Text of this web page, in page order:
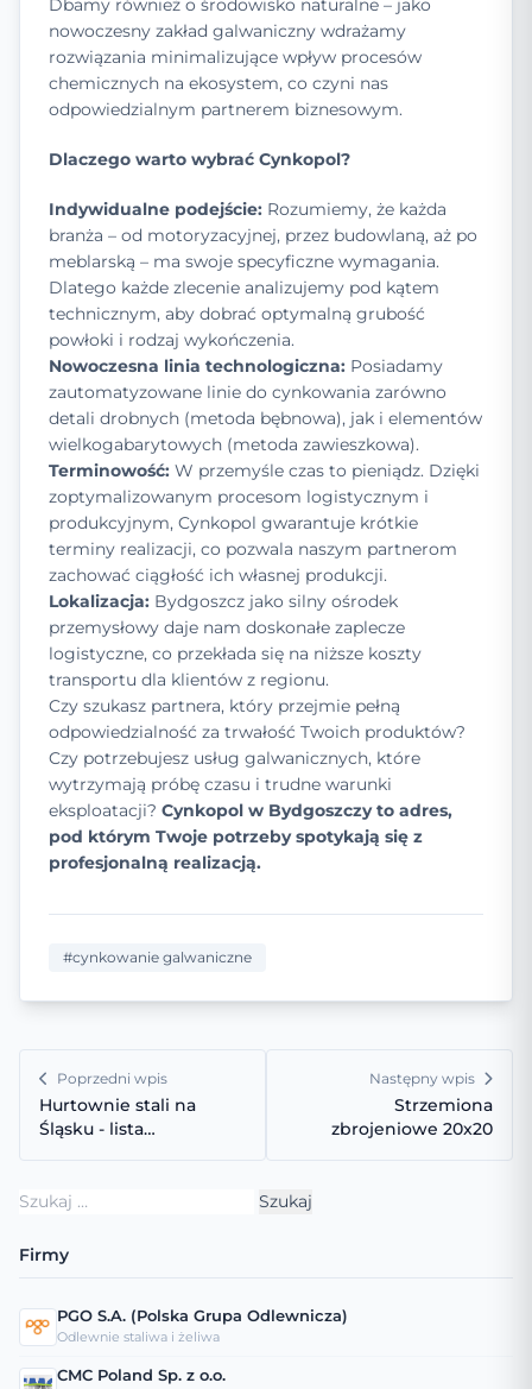
Dbamy również o środowisko naturalne – jako
nowoczesny zakład galwaniczny wdrażamy
rozwiązania minimalizujące wpływ procesów
chemicznych na ekosystem, co czyni nas
odpowiedzialnym partnerem biznesowym.
Dlaczego warto wybrać Cynkopol?
Indywidualne podejście: Rozumiemy, że każda
branża – od motoryzacyjnej, przez budowlaną, aż po
meblarską – ma swoje specyficzne wymagania.
Dlatego każde zlecenie analizujemy pod kątem
technicznym, aby dobrać optymalną grubość
powłoki i rodzaj wykończenia.
Nowoczesna linia technologiczna: Posiadamy
zautomatyzowane linie do cynkowania zarówno
detali drobnych (metoda bębnowa), jak i elementów
wielkogabarytowych (metoda zawieszkowa).
Terminowość: W przemyśle czas to pieniądz. Dzięki
zoptymalizowanym procesom logistycznym i
produkcyjnym, Cynkopol gwarantuje krótkie
terminy realizacji, co pozwala naszym partnerom
zachować ciągłość ich własnej produkcji.
Lokalizacja: Bydgoszcz jako silny ośrodek
przemysłowy daje nam doskonałe zaplecze
logistyczne, co przekłada się na niższe koszty
transportu dla klientów z regionu.
Czy szukasz partnera, który przejmie pełną
odpowiedzialność za trwałość Twoich produktów?
Czy potrzebujesz usług galwanicznych, które
wytrzymają próbę czasu i trudne warunki
eksploatacji? Cynkopol w Bydgoszczy to adres,
pod którym Twoje potrzeby spotykają się z
profesjonalną realizacją.
#cynkowanie galwaniczne
Poprzedni wpis
Hurtownie stali na
Śląsku - lista
Następny wpis
Strzemiona
zbrojeniowe 20x20
Szukaj:
Firmy
PGO S.A. (Polska Grupa Odlewnicza)
Odlewnie staliwa i żeliwa
CMC Poland Sp. z o.o.